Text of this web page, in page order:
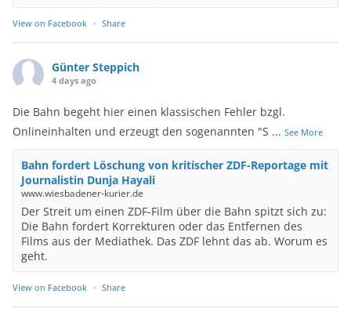
View on Facebook · Share
Günter Steppich
4 days ago
Die Bahn begeht hier einen klassischen Fehler bzgl.
Onlineinhalten und erzeugt den sogenannten "S ... See More
Bahn fordert Löschung von kritischer ZDF-Reportage mit
Journalistin Dunja Hayali
www.wiesbadener-kurier.de
Der Streit um einen ZDF-Film über die Bahn spitzt sich zu:
Die Bahn fordert Korrekturen oder das Entfernen des
Films aus der Mediathek. Das ZDF lehnt das ab. Worum es
geht.
View on Facebook · Share